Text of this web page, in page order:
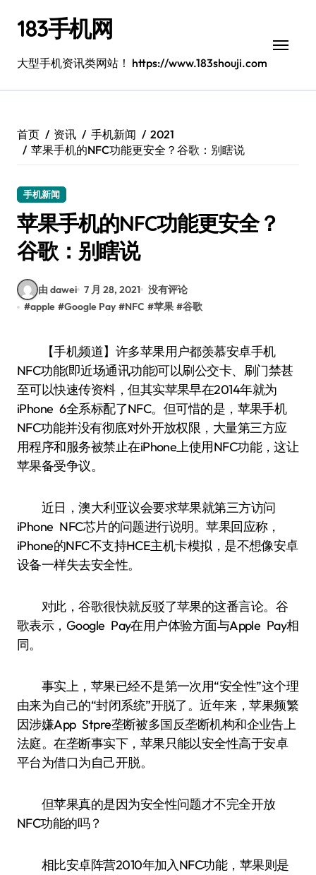
183手机网
大型手机资讯类网站！ https://www.183shouji.com
首页 资讯 手机新闻
2021
苹果手机的NFC功能更安全？谷歌：别瞎说
手机新闻
苹果手机的NFC功能更安全？
谷歌：别瞎说
由 dawei 7 月 28, 2021 没有评论
#apple #Google Pay #NFC #苹果 #谷歌
【手机频道】许多苹果用户都羡慕安卓手机
NFC功能(即近场通讯功能)可以刷公交卡、刷门禁甚
至可以快速传资料，但其实苹果早在2014年就为
iPhone 6全系标配了NFC。但可惜的是，苹果手机
NFC功能并没有彻底对外开放权限，大量第三方应
用程序和服务被禁止在iPhone上使用NFC功能，这让
苹果备受争议。
近日，澳大利亚议会要求苹果就第三方访问
iPhone NFC芯片的问题进行说明。苹果回应称，
iPhone的NFC不支持HCE主机卡模拟，是不想像安卓
设备一样失去安全性。
对此，谷歌很快就反驳了苹果的这番言论。谷
歌表示，Google Pay在用户体验方面与Apple Pay相
同。
事实上，苹果已经不是第一次用“安全性”这个理
由来为自己的“封闭系统”开脱了。近年来，苹果频繁
因涉嫌App Stpre垄断被多国反垄断机构和企业告上
法庭。在垄断事实下，苹果只能以安全性高于安卓
平台为借口为自己开脱。
但苹果真的是因为安全性问题才不完全开放
NFC功能的吗？
相比安卓阵营2010年加入NFC功能，苹果则是